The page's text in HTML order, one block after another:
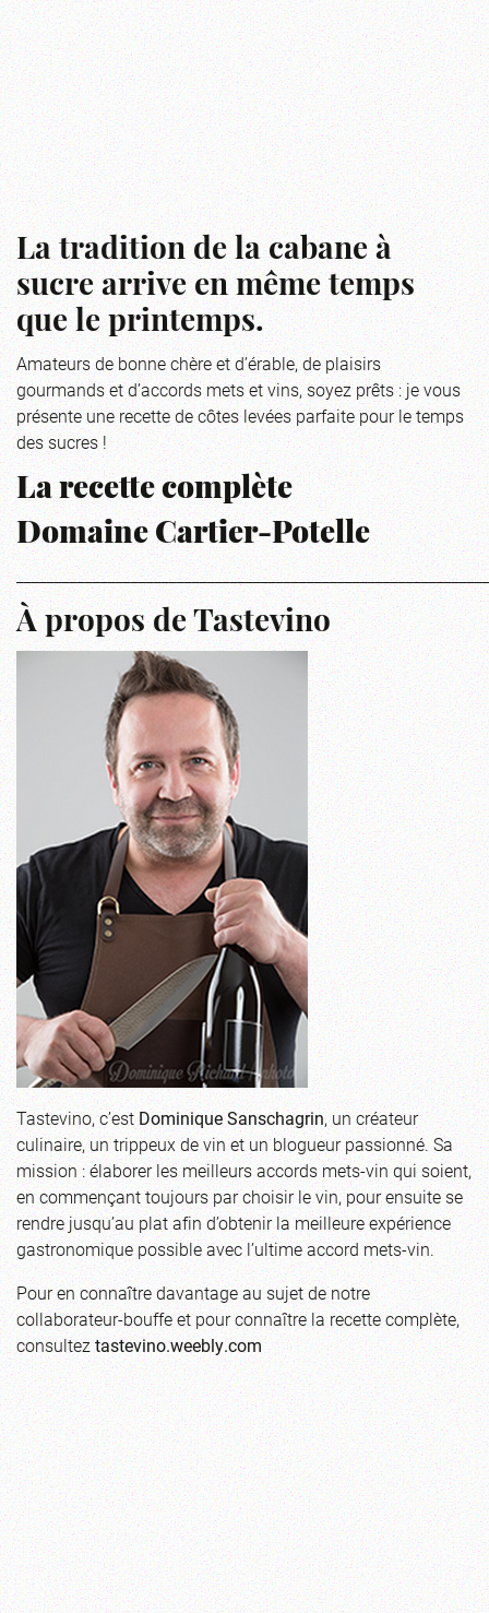
La tradition de la cabane à
sucre arrive en même temps
que le printemps.
Amateurs de bonne chère et d’érable, de plaisirs
gourmands et d’accords mets et vins, soyez prêts : je vous
présente une recette de côtes levées parfaite pour le temps
des sucres !
La recette complète
Domaine Cartier-Potelle
À propos de Tastevino
Tastevino, c’estDominique Sanschagrin, un créateur
culinaire, un trippeux de vin et un blogueur passionné. Sa
mission : élaborer les meilleurs accords mets-vin qui soient,
en commençant toujours par choisir le vin, pour ensuite se
rendre jusqu’au plat afin d’obtenir la meilleure expérience
gastronomique possible avec l’ultime accord mets-vin.
Pour en connaître davantage au sujet de notre
collaborateur-bouffe et pour connaître la recette complète,
consulteztastevino.weebly.com